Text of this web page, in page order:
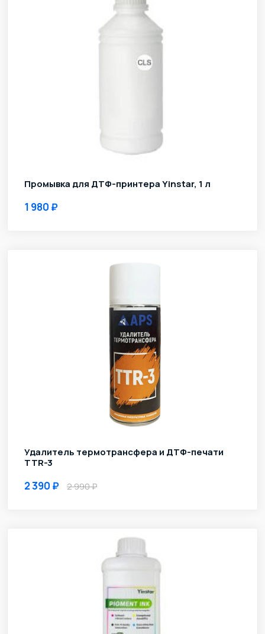
Промывка для ДТФ-принтера Yinstar, 1 л
1 980
Удалитель термотрансфера и ДТФ-печати
TTR-3
2 390 2 990